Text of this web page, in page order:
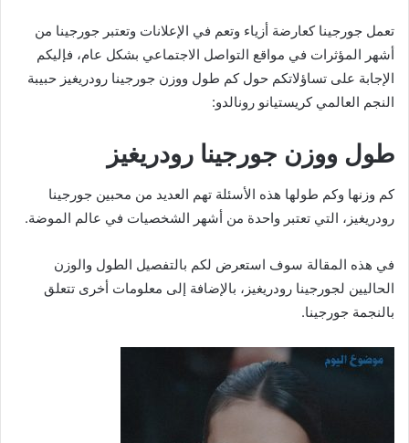
تعمل جورجينا كعارضة أزياء وتعم في الإعلانات وتعتبر جورجينا من
أشهر المؤثرات في مواقع التواصل الاجتماعي بشكل عام، فإليكم
الإجابة على تساؤلاتكم حول كم طول ووزن جورجينا رودريغيز حبيبة
النجم العالمي كريستيانو رونالدو:
طول ووزن جورجينا رودريغيز
كم وزنها وكم طولها هذه الأسئلة تهم العديد من محبين جورجينا
رودريغيز، التي تعتبر واحدة من أشهر الشخصيات في عالم الموضة.
في هذه المقالة سوف استعرض لكم بالتفصيل الطول والوزن
الحاليين لجورجينا رودريغيز، بالإضافة إلى معلومات أخرى تتعلق
بالنجمة جورجينا.